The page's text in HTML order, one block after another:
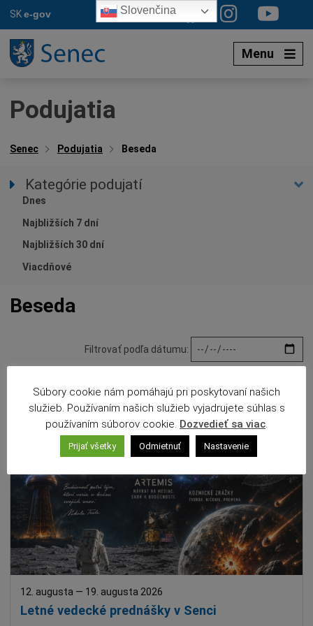
SKe-gov
Menu
Podujatia
Senec Podujatia Beseda
Kategórie podujatí
Všetky podujatia
Auto-moto
Beseda
Hudba, tanec, divadlo
Kino
Zdravotníctvo
Deti a rodina
Detský tábor
Burza, trh
Chovateľstvo
Gastronómia
Národnostné menšiny
Duchovné
Dobrovoľníctvo
Dnes
Najbližších 7 dní
Najbližších 30 dní
Viacdňové
Beseda
Filtrovať podľa dátumu:
Letné vedecké prednášky v Senci
12. augusta — 19. augusta 2026
Súbory cookie nám pomáhajú pri poskytovaní našich
služieb. Používaním našich služieb vyjadrujete súhlas s
používaním súborov cookie. Dozvedieť sa viac.
Prijať všetky Odmietnuť Nastavenie
Slovenčina